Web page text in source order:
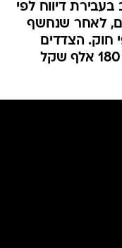
דיווח לפי
לאחר שנחשף
חוק. הצדדים
עתרו למאסר על תנאי, קנס של 180 אלף שקל